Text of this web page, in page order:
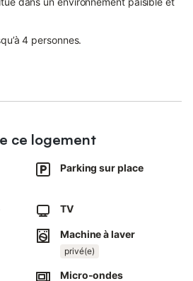
4 personnes.
: une chambre avec un lit double
équipée : réfrigérateur, congélateur,
cafetière, grille-pain et
vous attend pour des moments de
avec du mobilier extérieur
à gaz est disponible pour un
ce logement
Parking sur place
TV
Machine à laver
privé(e)
Micro-ondes